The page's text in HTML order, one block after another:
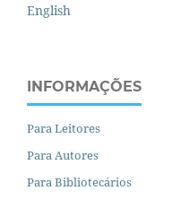
English
INFORMAÇÕES
Para Leitores
Para Autores
Para Bibliotecários